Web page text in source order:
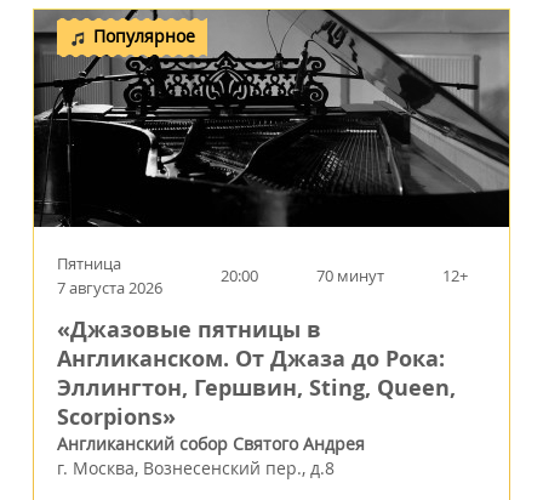
Популярное
Пятница
7 августа 2026
20:00 70 минут 12+
«Джазовые пятницы в
Англиканском. От Джаза до Рока:
Эллингтон, Гершвин, Sting, Queen,
Scorpions»
Англиканский собор Святого Андрея
г. Москва, Вознесенский пер., д.8